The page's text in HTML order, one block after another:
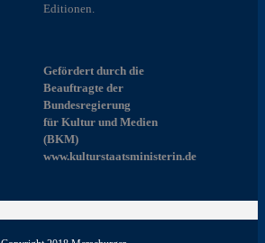
Editionen.
Gefördert durch die
Beauftragte der
Bundesregierung
für Kultur und Medien
(BKM)
www.kulturstaatsministerin.de